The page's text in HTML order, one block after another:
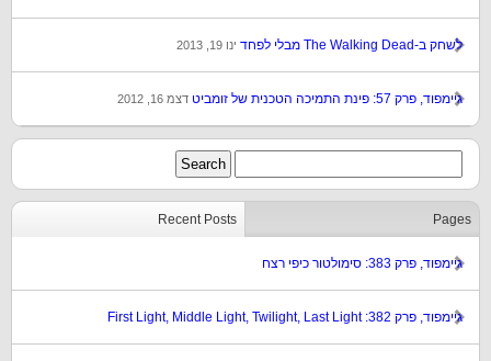
לשחק ב-The Walking Dead מבלי לפחד ינו 19, 2013
גיימפוד, פרק 57: פינת התמיכה הטכנית של זומביט דצמ 16, 2012
Recent Posts Pages
גיימפוד, פרק 383: סימולטור כיפי רצח
גיימפוד, פרק 382: First Light, Middle Light, Twilight, Last Light